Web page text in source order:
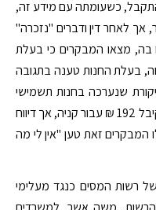
כשעומתה עם מידע זה,
לאחר דין ודברים "נזכרה"
בה, מצאו המבקרים כי בעלת
בעלת החנות טענה בתגובה
שנערכה בחנות תשמישי
קדושה, גילו המבקרים כי בעל החנות שקיבל 192 ₪ עבור קניה, אך דיווח
לו המבקרים זאת טען "אין לי מה
רשות המסים כנגד מעלימי